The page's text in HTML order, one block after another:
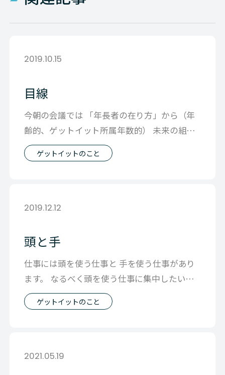
2019.10.15
目線
今朝の会議では 「年長者の在り方」から（年
齢的、ゲットイット所属年数的） 未来の組織
の在り方みたいな話に発展していきまし
ゲットイットのこと
2019.12.12
頭と手
仕事には頭を使う仕事と 手を使う仕事があり
ます。 なるべく頭を使う仕事に集中したいけ
ど 手を使う仕事も多くて 今メンバー
ゲットイットのこと
2021.05.19